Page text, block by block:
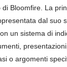
Bloomfire. La
dal suo
un sistema di
o argomenti